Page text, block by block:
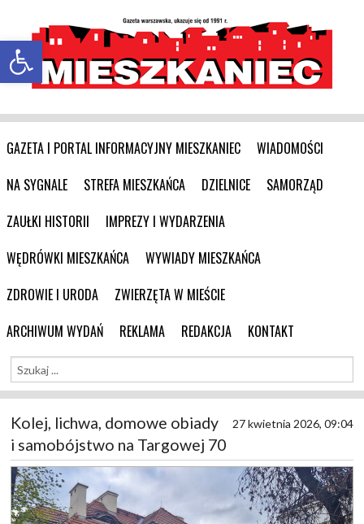
Otwórz pasek narzędzi
GAZETA I PORTAL INFORMACYJNY MIESZKANIEC
WIADOMOŚCI
NA SYGNALE
STREFA MIESZKAŃCA DZIELNICE
SAMORZĄD
ZAUŁKI HISTORII
IMPREZY I WYDARZENIA
WĘDRÓWKI MIESZKAŃCA
WYWIADY MIESZKAŃCA
ZDROWIE I URODA
ZWIERZĘTA W MIEŚCIE
ARCHIWUM WYDAŃ
REKLAMA REDAKCJA KONTAKT
Kolej, lichwa, domowe obiady
i samobójstwo na Targowej 70
27 kwietnia 2026, 09:04